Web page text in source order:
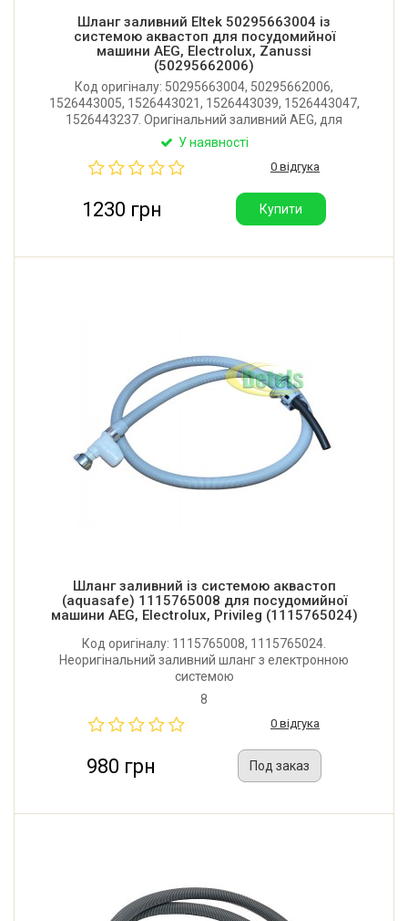
Шланг заливний Eltek 50295663004 із
системою аквастоп для посудомийної
машини AEG, Electrolux, Zanussi
(50295662006)
Код оригіналу: 50295663004, 50295662006,
1526443005, 1526443021, 1526443039, 1526443047,
1526443237. Оригінальний заливний AEG, для
машин. Довжина: 1800 мм. Виробник: Eltek (Італія).
У наявності
0 відгука
1230 грн Купити
Шланг заливний із системою аквастоп
(aquasafe) 1115765008 для посудомийної
машини AEG, Electrolux, Privileg (1115765024)
Код оригіналу: 1115765008, 1115765024.
Неоригінальний заливний шланг з електронною
системою
8
0 відгука
980 грн Под заказ